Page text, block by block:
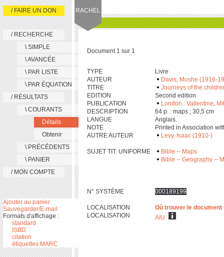
RACHEL
/ FAIRE UN DON
/ RECHERCHE
\ SIMPLE
\ AVANCÉE
\ PAR LISTE
\ PAR ÉQUATION
/ RÉSULTATS
\ COURANTS
Détails
Obtenir
\ PRÉCÉDENTS
\ PANIER
/ MON COMPTE
Ajouter au panier
Sauvegarder/E-mail
Formats d'affichage :
standard
ISBD
citation
étiquettes MARC
Document 1 sur 1
TYPE
Livre
AUTEUR
Davis, Moshe (1916-
TITRE
Journeys of the
EDITION
Second edition
PUBLICATION
London : Vallentine,
DESCRIPTION
‎6‎4 p. : maps ; ‎3‎0,‎5 cm
LANGUE
Anglais.
NOTE
Printed in Association
AUTRE AUTEUR
Levy, Isaac (1910-)
SUJET TIT. UNIFORME
Bible -- Maps
Bible -- Geography --
N° SYSTÈME 000189199
LOCALISATION
Où trouver le document
LOCALISATION
AIU